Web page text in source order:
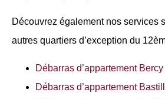
Découvrez également nos services
autres quartiers d’exception du
Débarras d’appartement
Débarras d’appartement